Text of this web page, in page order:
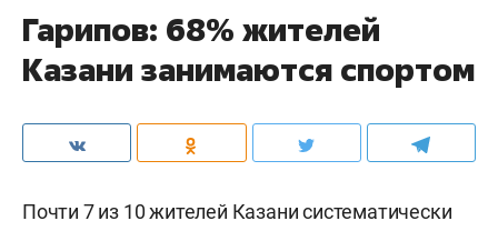
Гарипов: 68% жителей
Казани занимаются спортом
Почти 7 из 10 жителей Казани систематически